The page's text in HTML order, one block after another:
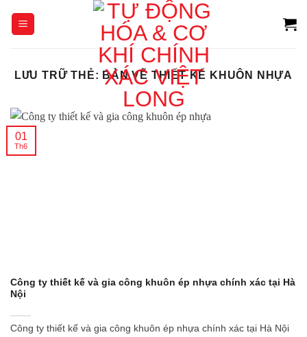
LƯU TRỮ THẺ: BẢN VẼ THIẾT KẾ KHUÔN NHỰA
Công ty thiết kế và gia công khuôn ép nhựa chính xác tại Hà
Nội
Công ty thiết kế và gia công khuôn ép nhựa chính xác tại Hà Nội
01
Th6